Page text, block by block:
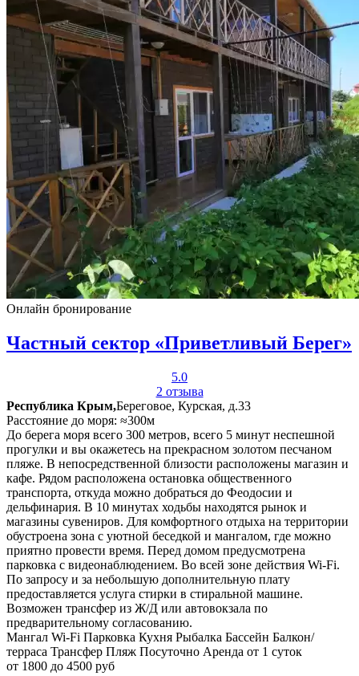
Онлайн бронирование
Частный сектор «Приветливый Берег»
5.0
2 отзыва
Республика Крым,Береговое, Курская, д.33
Расстояние до моря: ≈300м
До берега моря всего 300 метров, всего 5 минут неспешной
прогулки и вы окажетесь на прекрасном золотом песчаном
пляже. В непосредственной близости расположены магазин и
кафе. Рядом расположена остановка общественного
транспорта, откуда можно добраться до Феодосии и
дельфинария. В 10 минутах ходьбы находятся рынок и
магазины сувениров. Для комфортного отдыха на территории
обустроена зона с уютной беседкой и мангалом, где можно
приятно провести время. Перед домом предусмотрена
парковка с видеонаблюдением. Во всей зоне действия Wi-Fi.
По запросу и за небольшую дополнительную плату
предоставляется услуга стирки в стиральной машине.
Возможен трансфер из Ж/Д или автовокзала по
предварительному согласованию.
Мангал Wi-Fi Парковка Кухня Рыбалка Бассейн Балкон/
терраса Трансфер Пляж Посуточно Аренда от 1 суток
от 1800 до 4500 руб